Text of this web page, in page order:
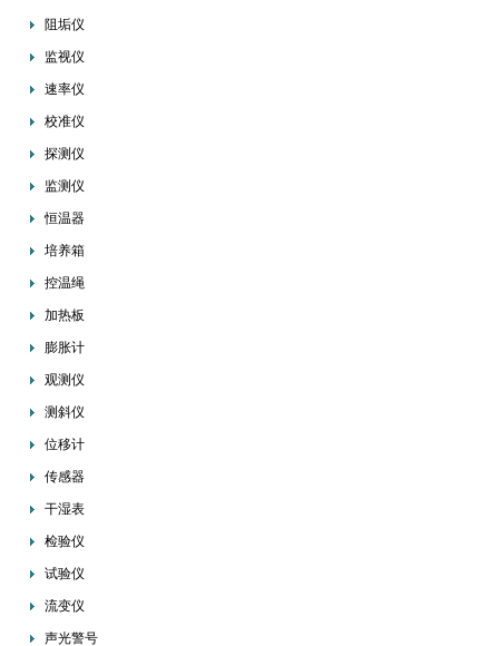
阻垢仪
监视仪
速率仪
校准仪
探测仪
监测仪
恒温器
培养箱
控温绳
加热板
膨胀计
观测仪
测斜仪
位移计
传感器
干湿表
检验仪
试验仪
流变仪
声光警号